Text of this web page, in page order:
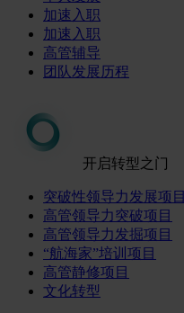
加速入职
加速入职
高管辅导
团队发展历程
开启转型之门
突破性领导力发展项目
高管领导力突破项目
高管领导力发掘项目
“航海家”培训项目
高管静修项目
文化转型